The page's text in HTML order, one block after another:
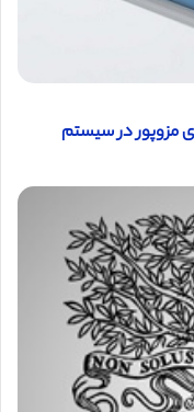
مزوپور در سیستم